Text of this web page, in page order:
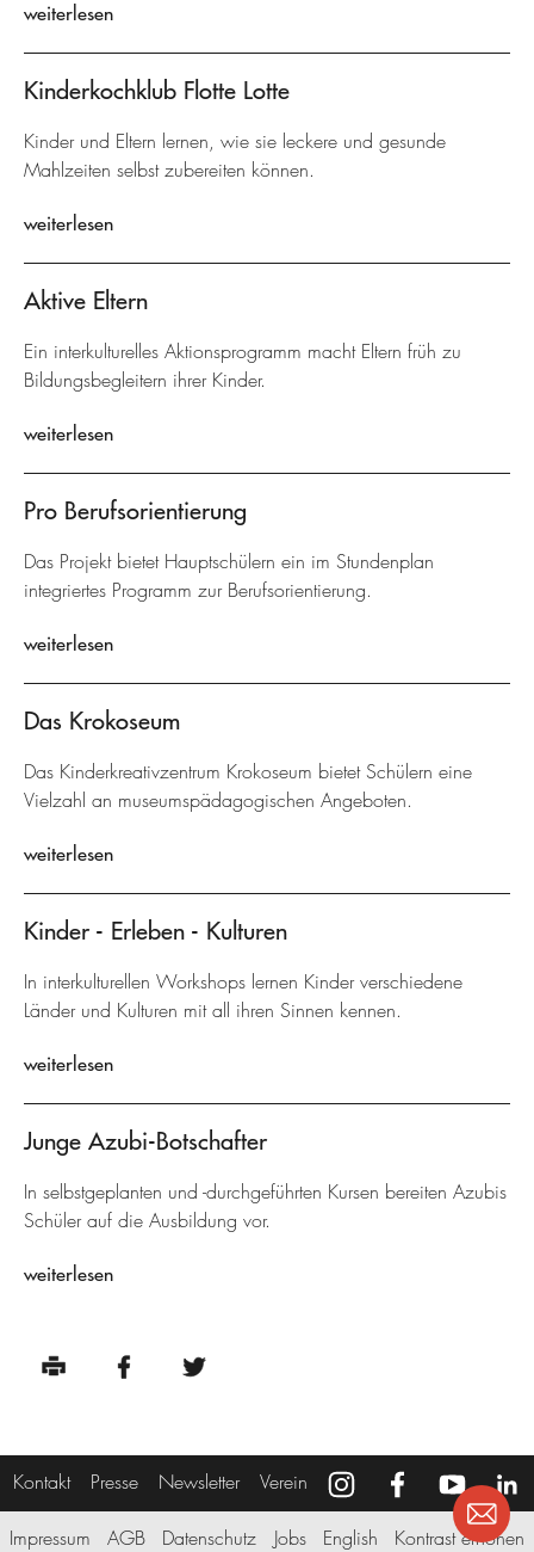
weiterlesen
Kinderkochklub Flotte Lotte
Kinder und Eltern lernen, wie sie leckere und gesunde
Mahlzeiten selbst zubereiten können.
weiterlesen
Aktive Eltern
Ein interkulturelles Aktionsprogramm macht Eltern früh zu
Bildungsbegleitern ihrer Kinder.
weiterlesen
Pro Berufsorientierung
Das Projekt bietet Hauptschülern ein im Stundenplan
integriertes Programm zur Berufsorientierung.
weiterlesen
Das Krokoseum
Das Kinderkreativzentrum Krokoseum bietet Schülern eine
Vielzahl an museumspädagogischen Angeboten.
weiterlesen
Kinder - Erleben - Kulturen
In interkulturellen Workshops lernen Kinder verschiedene
Länder und Kulturen mit all ihren Sinnen kennen.
weiterlesen
Junge Azubi-Botschafter
In selbstgeplanten und -durchgeführten Kursen bereiten Azubis
Schüler auf die Ausbildung vor.
weiterlesen
Kontakt Presse Newsletter Verein
Impressum AGB Datenschutz Jobs English Kontrast erhöhen